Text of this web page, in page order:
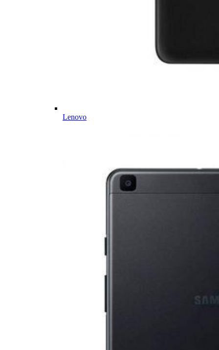
Lenovo